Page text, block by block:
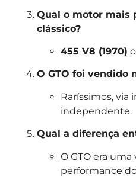
Qual o motor mais
clássico?
455 V8 (1970)
O GTO foi vendido
Raríssimos, via
independente.
Qual a diferença
O GTO era
performance